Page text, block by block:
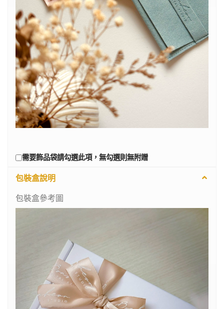
需要飾品袋請勾選此項，無勾選則無附贈
包裝盒說明
包裝盒參考圖